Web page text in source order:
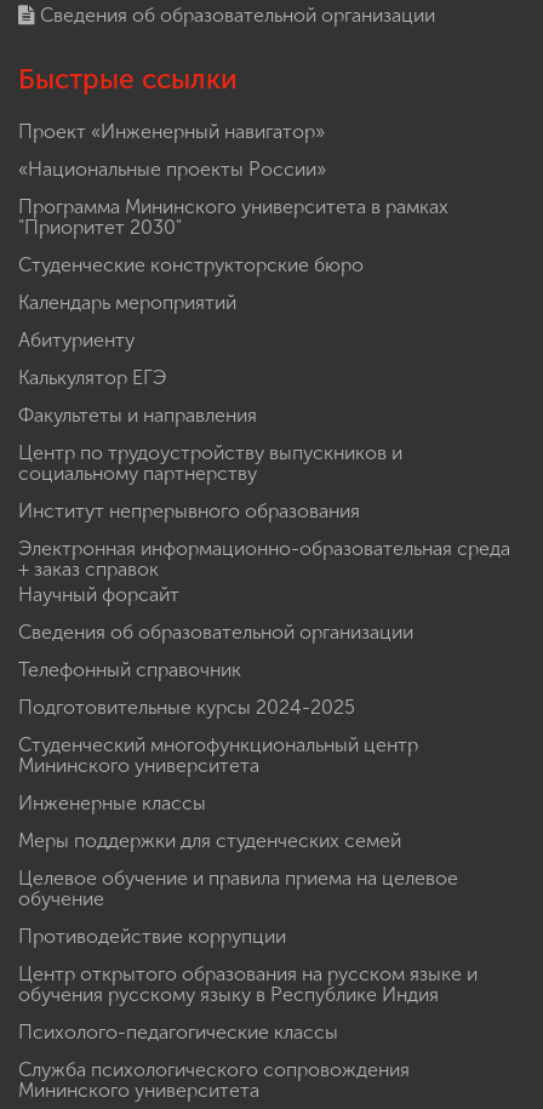
Сведения об образовательной организации
Быстрые ссылки
Проект «Инженерный навигатор»
«Национальные проекты России»
Программа Мининского университета в рамках
"Приоритет 2030"
Студенческие конструкторские бюро
Календарь мероприятий
Абитуриенту
Калькулятор ЕГЭ
Факультеты и направления
Центр по трудоустройству выпускников и
социальному партнерству
Институт непрерывного образования
Электронная информационно-образовательная среда
+ заказ справок
Научный форсайт
Сведения об образовательной организации
Телефонный справочник
Подготовительные курсы 2024-2025
Студенческий многофункциональный центр
Мининского университета
Инженерные классы
Меры поддержки для студенческих семей
Целевое обучение и правила приема на целевое
обучение
Противодействие коррупции
Центр открытого образования на русском языке и
обучения русскому языку в Республике Индия
Психолого-педагогические классы
Служба психологического сопровождения
Мининского университета